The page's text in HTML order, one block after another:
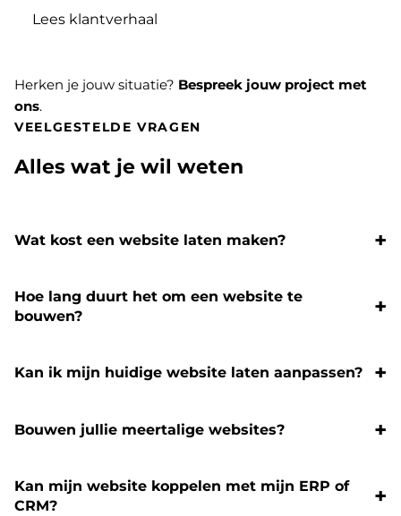
Lees klantverhaal
Herken je jouw situatie? Bespreek jouw project met
ons.
VEELGESTELDE VRAGEN
Alles wat je wil weten
Wat kost een website laten maken?
Hoe lang duurt het om een website te
bouwen?
Kan ik mijn huidige website laten aanpassen?
Bouwen jullie meertalige websites?
Kan mijn website koppelen met mijn ERP of
CRM?